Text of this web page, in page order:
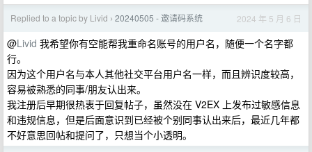
Replied to a topic by Livid › 20240505 - 邀请码系统 2024 年 5 月 6 日
@Livid 我希望你有空能帮我重命名账号的用户名，随便一个名字都
行。
因为这个用户名与本人其他社交平台用户名一样，而且辨识度较高，
容易被熟悉的同事/朋友认出来。
我注册后早期很热衷于回复帖子，虽然没在 V2EX 上发布过敏感信息
和违规信息，但是后面意识到已经被个别同事认出来后，最近几年都
不好意思回帖和提问了，只想当个小透明。